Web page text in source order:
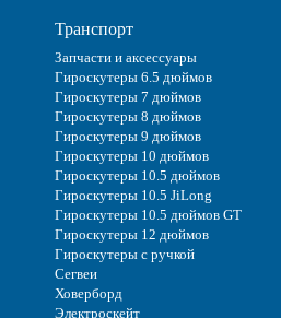
Транспорт
Запчасти и аксессуары
Гироскутеры 6.5 дюймов
Гироскутеры 7 дюймов
Гироскутеры 8 дюймов
Гироскутеры 9 дюймов
Гироскутеры 10 дюймов
Гироскутеры 10.5 дюймов
Гироскутеры 10.5 JiLong
Гироскутеры 10.5 дюймов GT
Гироскутеры 12 дюймов
Гироскутеры с ручкой
Сегвеи
Ховерборд
Электроскейт